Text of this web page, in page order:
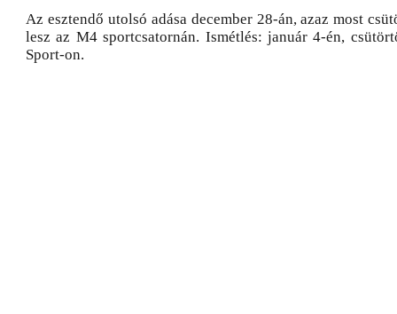
Az esztendő utolsó adása december 28-án, azaz most
lesz az M4 sportcsatornán. Ismétlés: január 4-én,
Sport-on.